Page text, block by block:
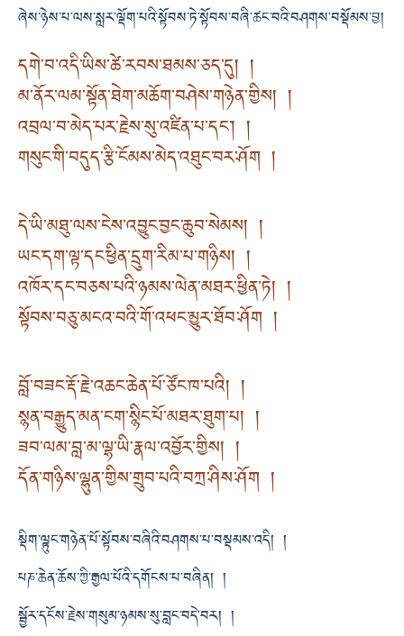
ཞེས་ཉེས་པ་ལས་སླར་ལྡོག་པའི་སྟོབས་ཏེ་སྟོབས་བཞི་ཚང་བའི་བཤགས་བསྡོམས་བྱ།
དགེ་བ་འདི་ཡིས་ཚེ་རབས་ཐམས་ཅད་དུ། །
མ་ནོར་ལམ་སྟོན་ཐེག་མཆོག་བཤེས་གཉེན་གྱིས། །
འབྲལ་བ་མེད་པར་རྗེས་སུ་འཛིན་པ་དང་། །
གསུང་གི་བདུད་རྩི་ངོམས་མེད་འཐུང་བར་ཤོག །
དེ་ཡི་མཐུ་ལས་ངེས་འབྱུང་བྱང་ཆུབ་སེམས། །
ཡང་དག་ལྟ་དང་ཕྱིན་དྲུག་རིམ་པ་གཉིས། །
འཁོར་དང་བཅས་པའི་ཉམས་ལེན་མཐར་ཕྱིན་ཏེ། །
སྟོབས་བཅུ་མངའ་བའི་གོ་འཕང་མྱུར་ཐོབ་ཤོག །
བློ་བཟང་རྡོ་རྗེ་འཆང་ཆེན་པོ་ཙོང་ཁ་པའི། །
སྙན་བརྒྱུད་མན་ངག་སྙིང་པོ་མཐར་ཐུག་པ། །
ཟབ་ལམ་བླ་མ་ལྷ་ཡི་རྣལ་འབྱོར་གྱིས། །
དོན་གཉིས་ལྷུན་གྱིས་གྲུབ་པའི་བཀྲ་ཤིས་ཤོག །
སྡིག་ལྟུང་གཉེན་པོ་སྟོབས་བཞིའི་བཤགས་པ་བསྡམས་འདི། །
པཎ་ཆེན་ཆོས་ཀྱི་རྒྱལ་པོའི་དགོངས་པ་བཞིན། །
སྦྱོར་དངོས་རྗེས་གསུམ་ཉམས་སུ་བླང་བདེ་བར། །